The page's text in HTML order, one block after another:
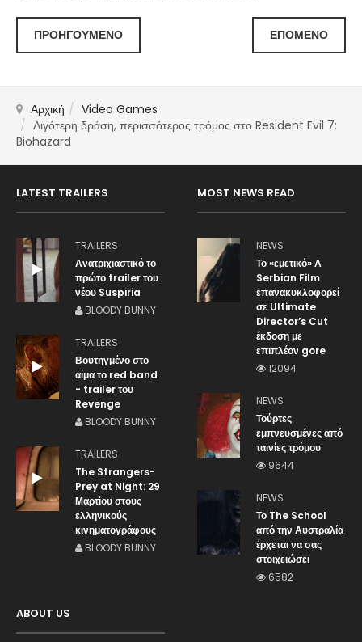
ΠΡΟΗΓΟΎΜΕΝΟ ΕΠΌΜΕΝΟ
Αρχική
Video Games
Λιγότερη δράση, περισσότερος τρόμος στο Resident Evil 7:
Biohazard
LATEST TRAILERS
TRAILERS
Ανατριχιαστικό το
πρώτο trailer του
νέου Suspiria
BLOODY BUNNY
TRAILERS
Βουτηγμένο στο
αίμα το red band
- trailer του
Revenge
BLOODY BUNNY
TRAILERS
The Strangers-
Prey at Night: 29
Μαρτίου στους
ελληνικούς
κινηματογράφους
BLOODY BUNNY
MOST NEWS READ
NEWS
Το «εμετικό» Α
Serbian Film
επανακυκλοφορεί
σε Ultimate
Director’s Cut
έκδοση με
επιπλέον gore
12094
NEWS
Τούρτες
εμπνευσμένες από
ταινίες τρόμου
9644
NEWS
Το The School
από την Αυστραλία
έρχεται να σας
στοιχειώσει
6582
ABOUT US